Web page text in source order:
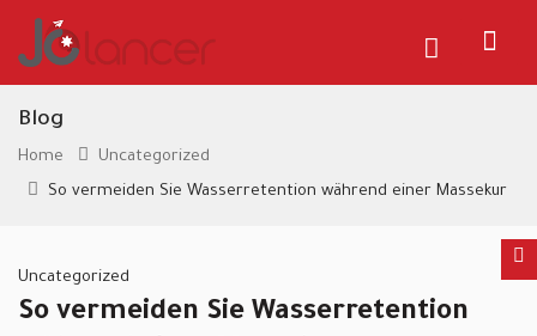
Blog
Home
Uncategorized
So vermeiden Sie Wasserretention während einer Massekur
Uncategorized
So vermeiden Sie Wasserretention